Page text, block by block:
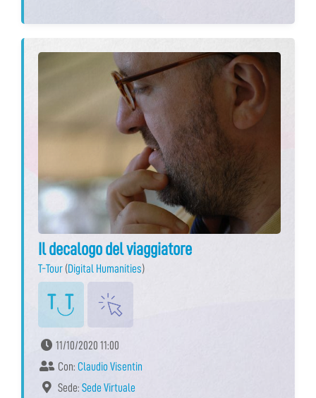
Il decalogo del viaggiatore
T-Tour (Digital Humanities)
11/10/2020 11:00
Con: Claudio Visentin
Sede: Sede Virtuale